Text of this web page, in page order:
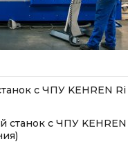
с ЧПУ KEHREN Ri